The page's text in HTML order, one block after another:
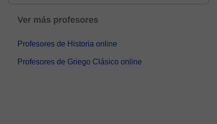
Ofrece prueba gratuita
Historia
Aprende Historia clara, práctica y a tu ritmo,15